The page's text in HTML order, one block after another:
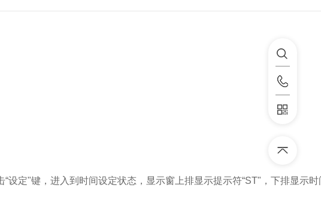
设定"键，进入到时间设定状态，显示窗上排显示提示符“ST"，下排显示